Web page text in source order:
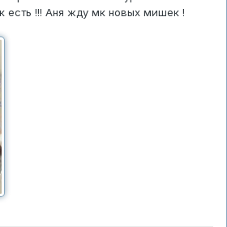
есть !!! Аня жду мк новых мишек !